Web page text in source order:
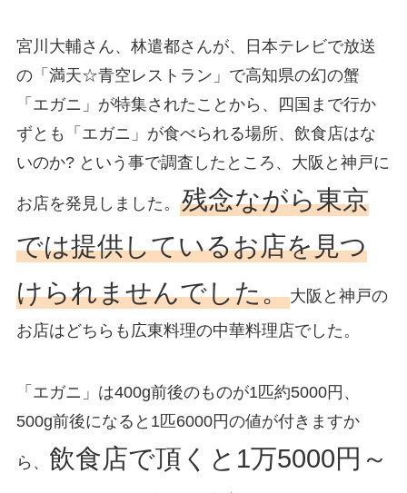
宮川大輔さん、林遣都さんが、日本テレビで放送
の「満天☆青空レストラン」で高知県の幻の蟹
「エガニ」が特集されたことから、四国まで行か
ずとも「エガニ」が食べられる場所、飲食店はな
いのか? という事で調査したところ、大阪と神戸に
お店を発見しました。 残念ながら東京
では提供しているお店を見つ
けられませんでした。大阪と神戸の
お店はどちらも広東料理の中華料理店でした。
「エガニ」は400g前後のものが1匹約5000円、
500g前後になると1匹6000円の値が付きますか
ら、 飲食店で頂くと1万5000円～